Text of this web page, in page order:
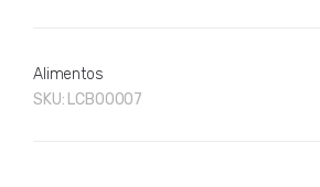
Alimentos
SKU: LCB00007